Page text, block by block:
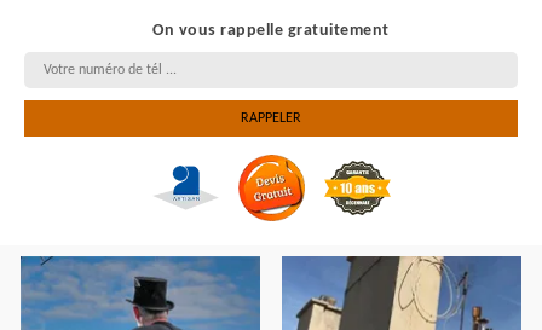
On vous rappelle gratuitement